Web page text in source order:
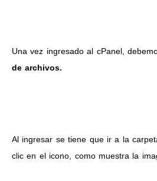
Una vez ingresado al cPanel,
de archivos.
Al ingresar se tiene que ir a la
clic en el icono, como muestra la